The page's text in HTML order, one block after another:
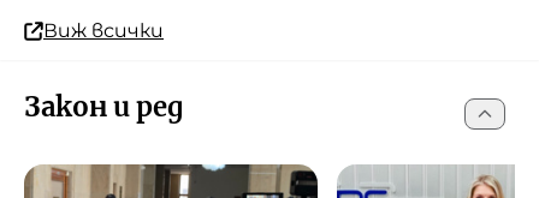
Виж всички
Закон и ред